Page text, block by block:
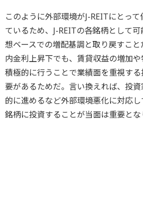
このように外部環境がJ-REITにとっ
ているため、J-REITの各銘柄として
想ベースでの増配基調と取り戻すこ
内金利上昇下でも、賃貸収益の増加
積極的に行うことで業績面を重視す
要があるためだ。言い換えれば、投
的に進めるなど外部環境悪化に対応
銘柄に投資することが当面は重要とな